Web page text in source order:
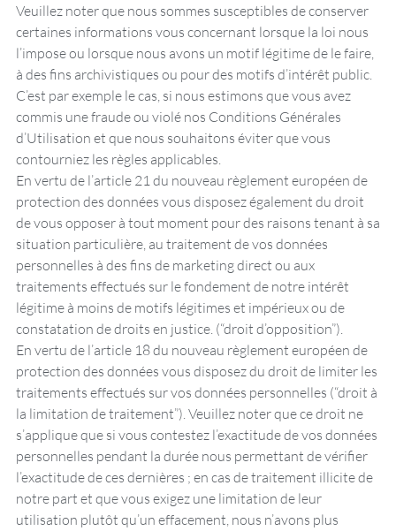
Veuillez noter que nous sommes susceptibles de conserver
certaines informations vous concernant lorsque la loi nous
l’impose ou lorsque nous avons un motif légitime de le faire,
à des fins archivistiques ou pour des motifs d’intérêt public.
C’est par exemple le cas, si nous estimons que vous avez
commis une fraude ou violé nos Conditions Générales
d’Utilisation et que nous souhaitons éviter que vous
contourniez les règles applicables.
En vertu de l’article 21 du nouveau règlement européen de
protection des données vous disposez également du droit
de vous opposer à tout moment pour des raisons tenant à sa
situation particulière, au traitement de vos données
personnelles à des fins de marketing direct ou aux
traitements effectués sur le fondement de notre intérêt
légitime à moins de motifs légitimes et impérieux ou de
constatation de droits en justice. (“droit d’opposition”).
En vertu de l’article 18 du nouveau règlement européen de
protection des données vous disposez du droit de limiter les
traitements effectués sur vos données personnelles (“droit à
la limitation de traitement”). Veuillez noter que ce droit ne
s’applique que si vous contestez l’exactitude de vos données
personnelles pendant la durée nous permettant de vérifier
l’exactitude de ces dernières ; en cas de traitement illicite de
notre part et que vous exigez une limitation de leur
utilisation plutôt qu’un effacement, nous n’avons plus